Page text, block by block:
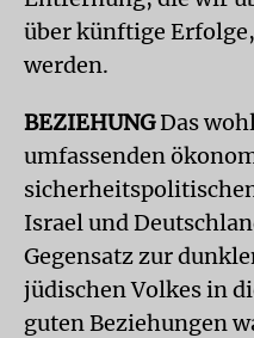
über künftige
werden.
BEZIEHUNGDas
umfassenden
Israel und
Gegensatz zur
jüdischen Volkes in
guten Beziehungen